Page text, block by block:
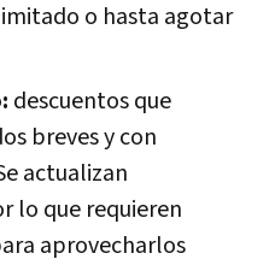
o hasta agotar
descuentos que
breves y con
actualizan
lo que requieren
aprovecharlos